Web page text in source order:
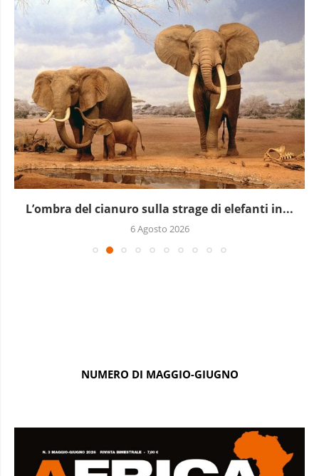
L’ombra del cianuro sulla strage di elefanti in...
6 Agosto 2026
NUMERO DI MAGGIO-GIUGNO